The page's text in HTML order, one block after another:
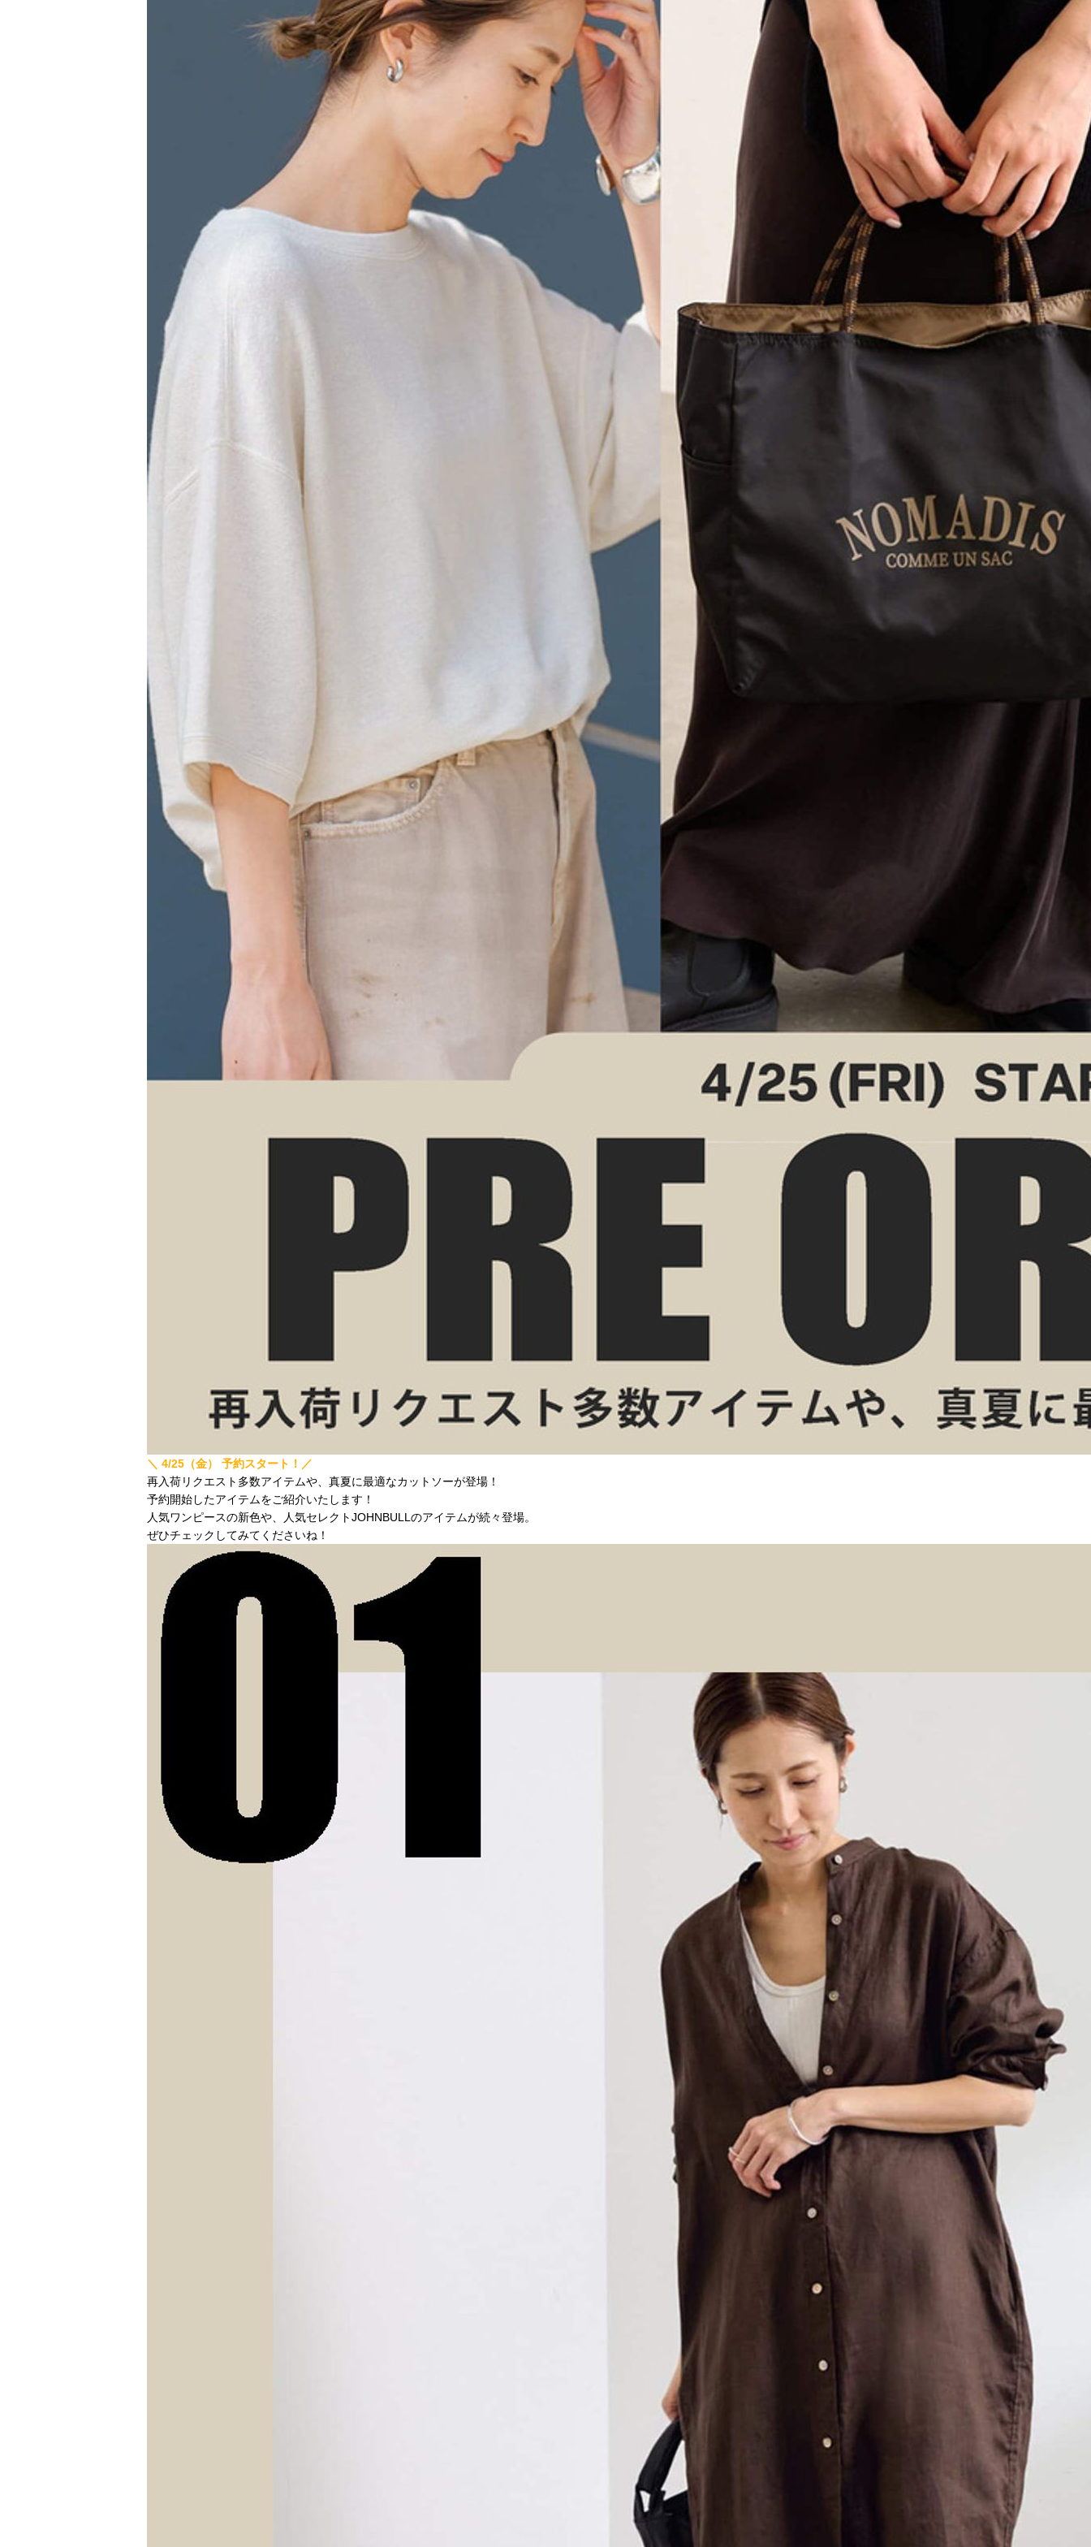
＼ 4/25（金） 予約スタート！／
再入荷リクエスト多数アイテムや、真夏に最適なカットソーが登場！
予約開始したアイテムをご紹介いたします！
人気ワンピースの新色や、人気セレクトJOHNBULLのアイテムが続々登場。
ぜひチェックしてみてくださいね！